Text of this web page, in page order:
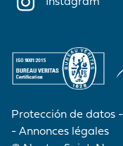
Protección de datos
Annonces légales